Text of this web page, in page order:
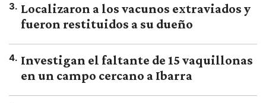
3. Localizaron a los vacunos extraviados y
fueron restituidos a su dueño
4. Investigan el faltante de 15 vaquillonas
en un campo cercano a Ibarra